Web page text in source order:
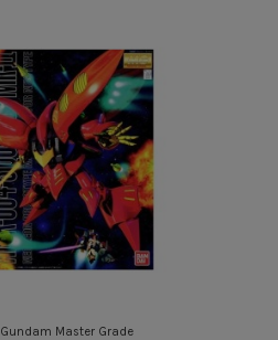
Gundam Master Grade